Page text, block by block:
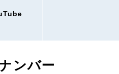
ンバー